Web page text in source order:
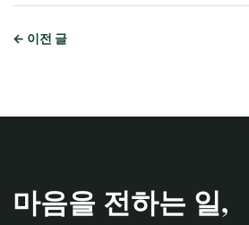
← 이전 글
마음을 전하는 일,